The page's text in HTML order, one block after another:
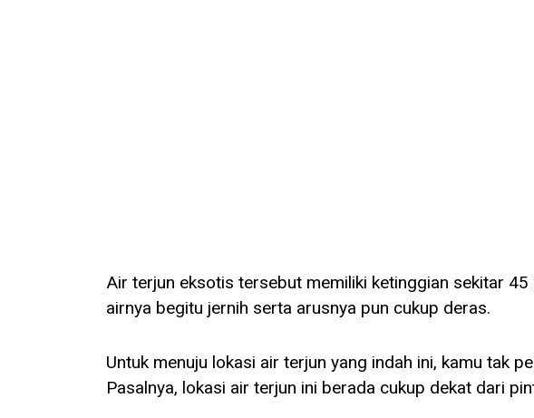
Air terjun eksotis tersebut memiliki ketinggian sekitar
airnya begitu jernih serta arusnya pun cukup deras.
Untuk menuju lokasi air terjun yang indah ini, kamu tak
Pasalnya, lokasi air terjun ini berada cukup dekat dari